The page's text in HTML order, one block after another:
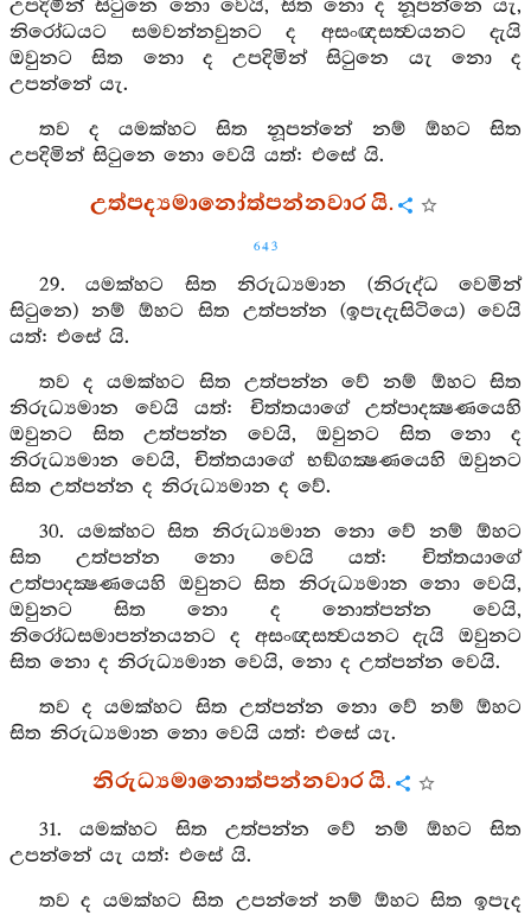
උපදිමින් සිටුනෙ නො වෙයි, සිත නො ද නූපන්නෙ යැ,
නිරෝධයට සමවන්නවුනට ද අසංඥසත්‍වයනට දැයි
ඔවුනට සිත නො ද උපදිමින් සිටුනෙ යැ නො ද
උපන්නේ යැ.
තව ද යමක්හට සිත නූපන්නේ නම් ඕහට සිත
උපදිමින් සිටුනෙ නො වෙයි යත්: එසේ යි.
උත්පද්‍යමානෝත්පන්නවාර යි.
643
29. යමක්හට සිත නිරුධ්‍යමාන (නිරුද්ධ වෙමින්
සිටුනෙ) නම් ඕහට සිත උත්පන්න (ඉපැදැසිටියෙ) වෙයි
යත්: එසේ යි.
තව ද යමක්හට සිත උත්පන්න වේ නම් ඕහට සිත
නිරුධ්‍යමාන වෙයි යත්: චිත්තයාගේ උත්පාදක්‍ෂණයෙහි
ඔවුනට සිත උත්පන්න වෙයි, ඔවුනට සිත නො ද
නිරුධ්‍යමාන වෙයි, චිත්තයාගේ භඞ්ගක්‍ෂණයෙහි ඔවුනට
සිත උත්පන්න ද නිරුධ්‍යමාන ද වේ.
30. යමක්හට සිත නිරුධ්‍යමාන නො වේ නම් ඕහට
සිත උත්පන්න නො වෙයි යත්: චිත්තයාගේ
උත්පාදක්‍ෂණයෙහි ඔවුනට සිත නිරුධ්‍යමාන නො වෙයි,
ඔවුනට සිත නො ද නොත්පන්න වෙයි,
නිරෝධසමාපන්නයනට ද අසංඥසත්‍වයනට දැයි ඔවුනට
සිත නො ද නිරුධ්‍යමාන වෙයි, නො ද උත්පන්න වෙයි.
තව ද යමක්හට සිත උත්පන්න නො වේ නම් ඕහට
සිත නිරුධ්‍යමාන නො වෙයි යත්: එසේ යැ.
නිරුධ්‍යමානොත්පන්නවාර යි.
31. යමක්හට සිත උත්පන්න වේ නම් ඕහට සිත
උපන්නේ යැ යත්: එසේ යි.
තව ද යමක්හට සිත උපන්නේ නම් ඕහට සිත ඉපැද